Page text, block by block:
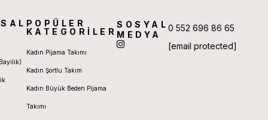
POPÜLER
KATEGORİLER
Kadın Pijama Takımı
Kadın Şortlu Takım
Kadın Büyük Beden Pijama
Takımı
SOSYAL
MEDYA
0 552 696 86 65
[email protected]